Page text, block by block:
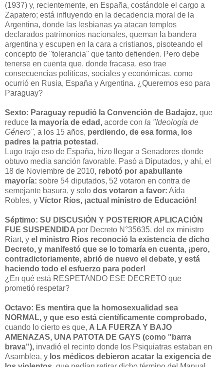
(1937) y, recientemente, en España, costándole el cargo a
Zapatero; está influyendo en la decadencia moral de la
Argentina, donde las lesbianas ya atacan templos
declarados patrimonios nacionales, queman la bandera
argentina y escupen en la cara a cristianos, pisoteando el
concepto de "tolerancia" que tanto defienden. Pero debe
tenerse en cuenta que, donde fracasa, eso trae
consecuencias políticas, sociales y económicas, como
ocurrió en Rusia, España y Argentina. ¿Queremos eso para
Paraguay?
Sexto: Paraguay repudió la Convención de Badajoz, que
reduce la mayoría de edad, acorde con la "Ideología de
Género", a los 15 años, perdiendo, de esa forma, los
padres la patria potestad.
Lugo trajo eso de España, hizo llegar a Senadores donde
obtuvo media sanción favorable. Pasó a Diputados, y ahí, el
18 de Noviembre de 2010, rebotó por apabullante
mayoría: sobre 54 diputados, 52 votaron en contra de
semejante basura, y solo dos votaron a favor: Aída
Robles, y Víctor Ríos, ¡actual ministro de Educación!
Séptimo: SU DISCUSIÓN Y POSTERIOR APLICACIÓN
FUE SUSPENDIDA por Decreto N°35635, del ex ministro
Riart, y el ministro Ríos reconoció la existencia de dicho
Decreto, y manifestó que se lo tomaría en cuenta, ¡pero,
contradictoriamente, abrió de nuevo el debate, y está
haciendo todo el esfuerzo para poder!
¿En qué está RESPETANDO ESE DECRETO que
prometió respetar?
Octavo: Es mentira que la homosexualidad sea
NORMAL, y que eso está científicamente comprobado,
cuando lo cierto es que, A LA FUERZA Y BAJO
AMENAZAS, UNA PATOTA DE GAYS (como "barra
brava"), invadió el recinto donde los Psiquiatras estaban en
Asamblea, y los médicos debieron acatar la exigencia de